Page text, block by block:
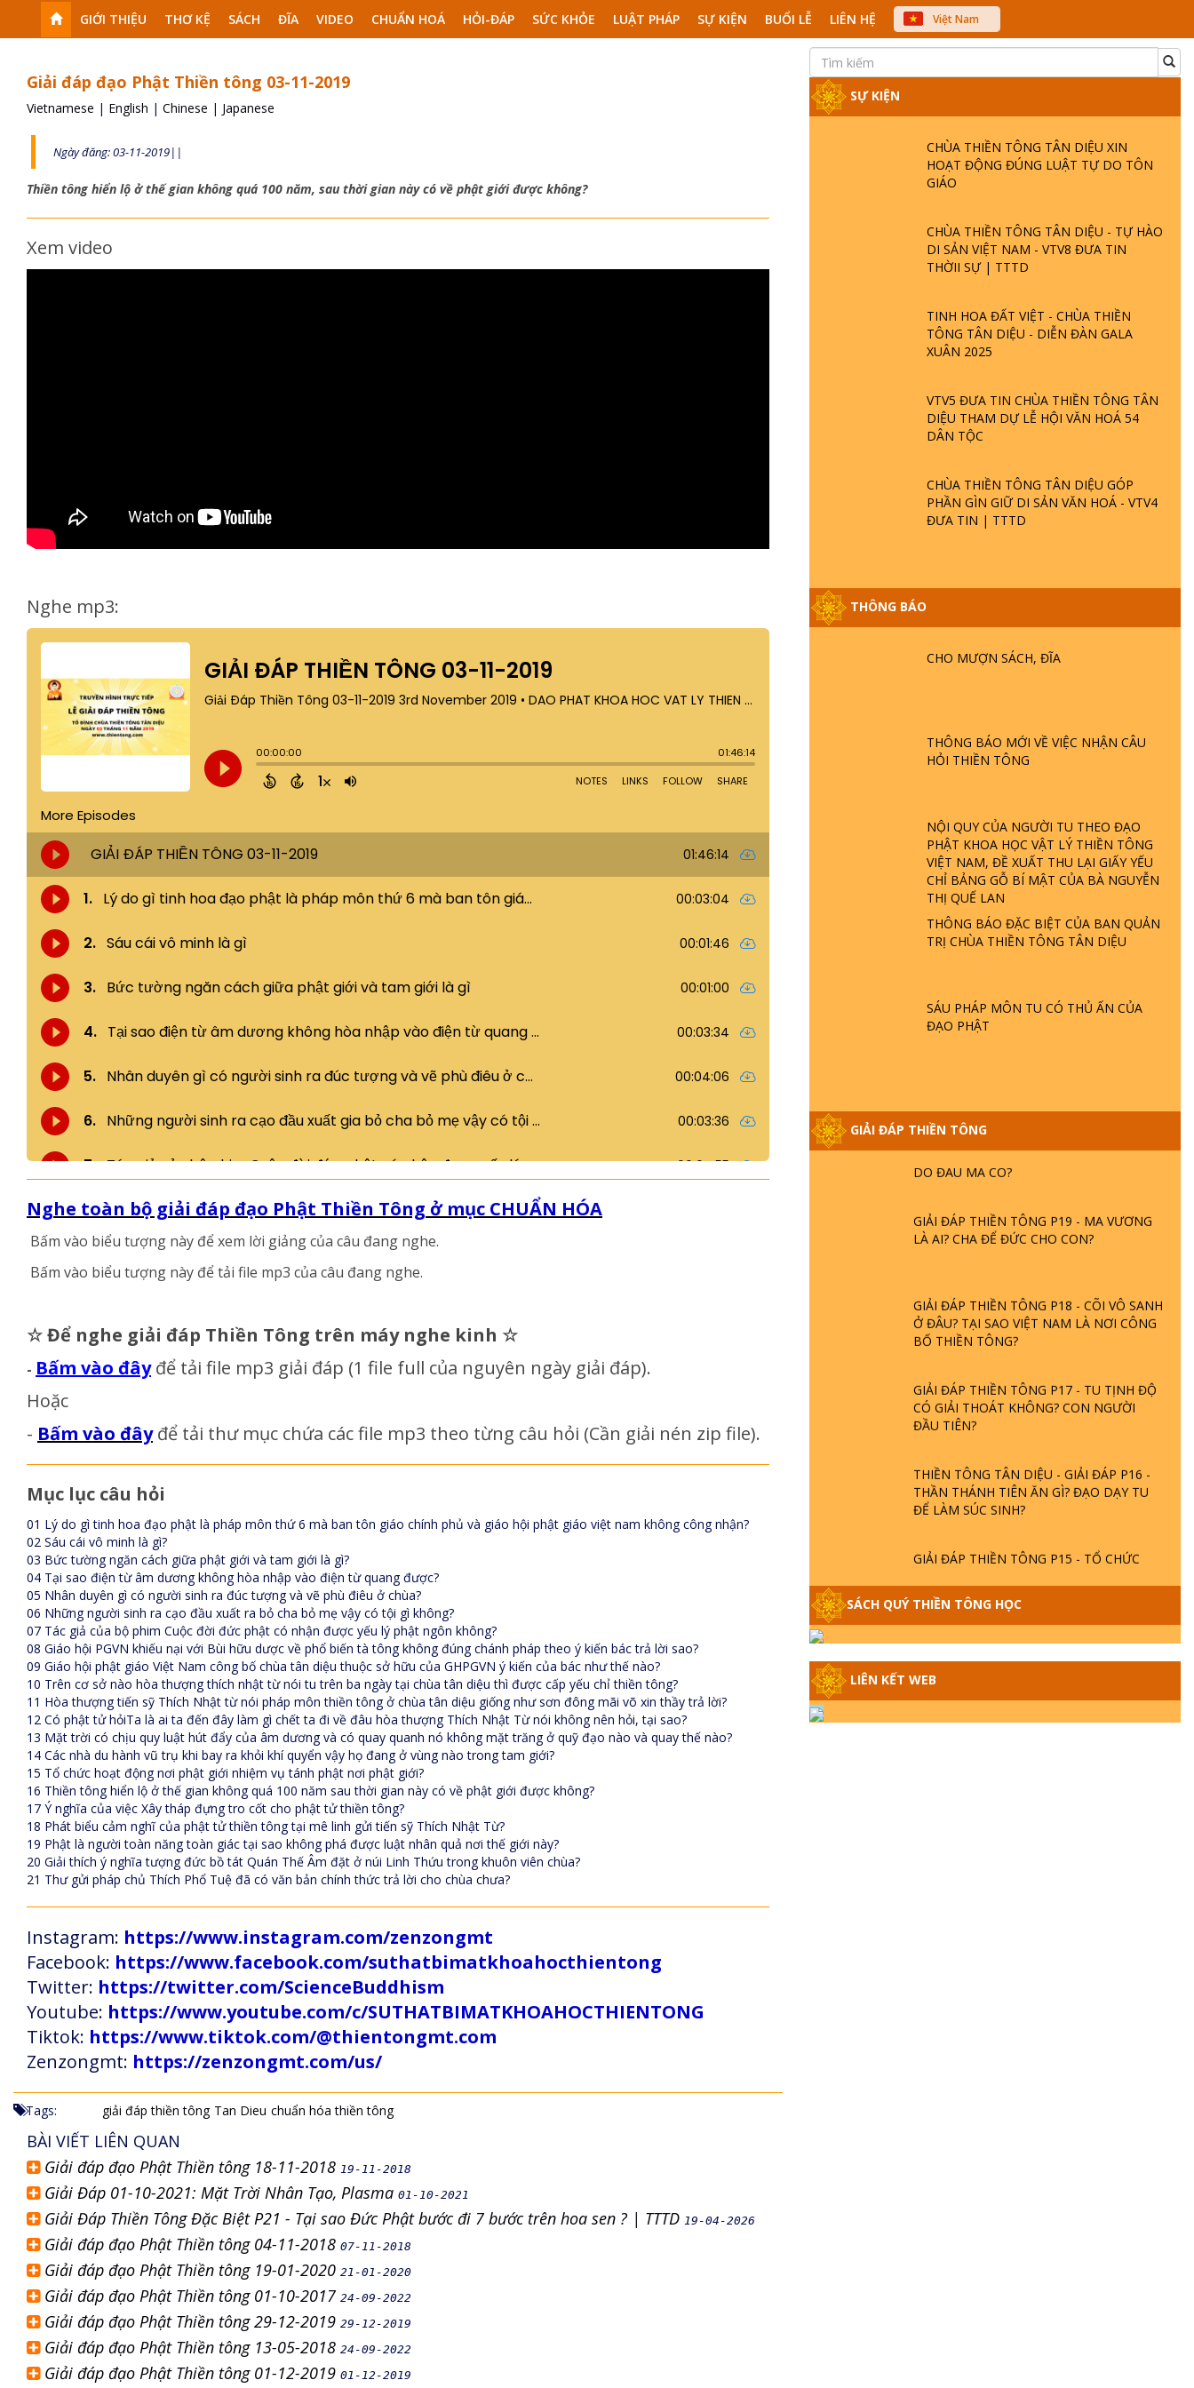
GIỚI THIỆU THƠ KỆ SÁCH ĐĨA VIDEO CHUẨN HOÁ HỎI-ĐÁP SỨC KHỎE LUẬT PHÁP SỰ KIỆN BUỔI LỄ LIÊN HỆ
Việt Nam
中文
Giải đáp đạo Phật Thiền tông 03-11-2019
Vietnamese | English | Chinese | Japanese
Ngày đăng: 03-11-2019||
Thiền tông hiển lộ ở thế gian không quá 100 năm, sau thời gian này có về phật giới được không?
Xem video
Nghe mp3:
Nghe toàn bộ giải đáp đạo Phật Thiền Tông ở mục CHUẨN HÓA
Bấm vào biểu tượng này để xem lời giảng của câu đang nghe.
Bấm vào biểu tượng này để tải file mp3 của câu đang nghe.
☆Để nghe giải đáp Thiền Tông trên máy nghe kinh ☆
- Bấm vào đây để tải file mp3 giải đáp (1 file full của nguyên ngày giải đáp).
Hoặc
- Bấm vào đâyđể tải thư mục chứa các file mp3 theo từng câu hỏi (Cần giải nén zip file).
Mục lục câu hỏi
01 Lý do gì tinh hoa đạo phật là pháp môn thứ 6 mà ban tôn giáo chính phủ và giáo hội phật giáo việt nam không công nhận?
02 Sáu cái vô minh là gì?
03 Bức tường ngăn cách giữa phật giới và tam giới là gì?
04 Tại sao điện từ âm dương không hòa nhập vào điện từ quang được?
05 Nhân duyên gì có người sinh ra đúc tượng và vẽ phù điêu ở chùa?
06 Những người sinh ra cạo đầu xuất ra bỏ cha bỏ mẹ vậy có tội gì không?
07 Tác giả của bộ phim Cuộc đời đức phật có nhận được yếu lý phật ngôn không?
08 Giáo hội PGVN khiếu nại với Bùi hữu dược về phổ biến tà tông không đúng chánh pháp theo ý kiến bác trả lời sao?
09 Giáo hội phật giáo Việt Nam công bố chùa tân diệu thuộc sở hữu của GHPGVN ý kiến của bác như thế nào?
10 Trên cơ sở nào hòa thượng thích nhật từ nói tu trên ba ngày tại chùa tân diệu thì được cấp yếu chỉ thiền tông?
11 Hòa thượng tiến sỹ Thích Nhật từ nói pháp môn thiền tông ở chùa tân diệu giống như sơn đông mãi võ xin thầy trả lời?
12 Có phật tử hỏiTa là ai ta đến đây làm gì chết ta đi về đâu hòa thượng Thích Nhật Từ nói không nên hỏi, tại sao?
13 Mặt trời có chịu quy luật hút đẩy của âm dương và có quay quanh nó không mặt trăng ở quỹ đạo nào và quay thế nào?
14 Các nhà du hành vũ trụ khi bay ra khỏi khí quyển vậy họ đang ở vùng nào trong tam giới?
15 Tổ chức hoạt động nơi phật giới nhiệm vụ tánh phật nơi phật giới?
16 Thiền tông hiển lộ ở thế gian không quá 100 năm sau thời gian này có về phật giới được không?
17 Ý nghĩa của việc Xây tháp đựng tro cốt cho phật tử thiền tông?
18 Phát biểu cảm nghĩ của phật tử thiền tông tại mê linh gửi tiến sỹ Thích Nhật Từ?
19 Phật là người toàn năng toàn giác tại sao không phá được luật nhân quả nơi thế giới này?
20 Giải thích ý nghĩa tượng đức bồ tát Quán Thế Âm đặt ở núi Linh Thứu trong khuôn viên chùa?
21 Thư gửi pháp chủ Thích Phổ Tuệ đã có văn bản chính thức trả lời cho chùa chưa?
Instagram: https://www.instagram.com/zenzongmt
Facebook: https://www.facebook.com/suthatbimatkhoahocthientong
Twitter: https://twitter.com/ScienceBuddhism
Youtube: https://www.youtube.com/c/SUTHATBIMATKHOAHOCTHIENTONG
Tiktok: https://www.tiktok.com/@thientongmt.com
Zenzongmt: https://zenzongmt.com/us/
Tags: giải đáp thiền tông Tan Dieu chuẩn hóa thiền tông
BÀI VIẾT LIÊN QUAN
Giải đáp đạo Phật Thiền tông 18-11-2018 19-11-2018
Giải Đáp 01-10-2021: Mặt Trời Nhân Tạo, Plasma 01-10-2021
Giải Đáp Thiền Tông Đặc Biệt P21 - Tại sao Đức Phật bước đi 7 bước trên hoa sen ? | TTTD 19-04-2026
Giải đáp đạo Phật Thiền tông 04-11-2018 07-11-2018
Giải đáp đạo Phật Thiền tông 19-01-2020 21-01-2020
Giải đáp đạo Phật Thiền tông 01-10-2017 24-09-2022
Giải đáp đạo Phật Thiền tông 29-12-2019 29-12-2019
Giải đáp đạo Phật Thiền tông 13-05-2018 24-09-2022
Giải đáp đạo Phật Thiền tông 01-12-2019 01-12-2019
SỰ KIỆN
CHÙA THIỀN TÔNG TÂN DIỆU XIN
HOẠT ĐỘNG ĐÚNG LUẬT TỰ DO TÔN
GIÁO
CHÙA THIỀN TÔNG TÂN DIỆU - TỰ HÀO
DI SẢN VIỆT NAM - VTV8 ĐƯA TIN
THỜII SỰ | TTTD
TINH HOA ĐẤT VIỆT - CHÙA THIỀN
TÔNG TÂN DIỆU - DIỄN ĐÀN GALA
XUÂN 2025
VTV5 ĐƯA TIN CHÙA THIỀN TÔNG TÂN
DIỆU THAM DỰ LỄ HỘI VĂN HOÁ 54
DÂN TỘC
CHÙA THIỀN TÔNG TÂN DIỆU GÓP
PHẦN GÌN GIỮ DI SẢN VĂN HOÁ - VTV4
ĐƯA TIN | TTTD
THÔNG BÁO
CHO MƯỢN SÁCH, ĐĨA
THÔNG BÁO MỚI VỀ VIỆC NHẬN CÂU
HỎI THIỀN TÔNG
NỘI QUY CỦA NGƯỜI TU THEO ĐẠO
PHẬT KHOA HỌC VẬT LÝ THIỀN TÔNG
VIỆT NAM, ĐỀ XUẤT THU LẠI GIẤY YẾU
CHỈ BẢNG GỖ BÍ MẬT CỦA BÀ NGUYỄN
THỊ QUẾ LAN
THÔNG BÁO ĐẶC BIỆT CỦA BAN QUẢN
TRỊ CHÙA THIỀN TÔNG TÂN DIỆU
SÁU PHÁP MÔN TU CÓ THỦ ẤN CỦA
ĐẠO PHẬT
GIẢI ĐÁP THIỀN TÔNG
GIẢI ĐÁP ĐẶC BIỆT P25 - SUỐT 49 NĂM
HỘI GÌ? TỬ VÌ ĐẠO
PHẬT GIỚI CÓ THỜI GIAN KHÔNG? |
TTTD
LÀ AI? QUỶ SA TĂNG? | TTTD
GIẢI ĐÁP THIỀN TÔNG ĐẶC BIỆT P22 - TẠI
SAO TRÁI ĐẤT NHIỀU THIÊN TAI - LŨ LỤT
- HỎA HOẠN | TTTD
GIẢI ĐÁP THIỀN TÔNG ĐẶC BIỆT P21 - TẠI
GIẢI ĐÁP VỀ LỄ TIỄN THIỀN TÔNG SƯ
GIẢI ĐÁP THIỀN TÔNG ĐẶC BIỆT PHẦN 20
- BÁC NGUYỄN NHÂN LÀ AI? PHIỀN NÃO
LÀ AI? CHA ĐỂ ĐỨC CHO CON?
Ở ĐÂU? TẠI SAO VIỆT NAM LÀ NƠI CÔNG
BỐ THIỀN TÔNG?
CÓ GIẢI THOÁT KHÔNG? CON NGƯỜI
ĐẦU TIÊN?
THẦN THÁNH TIÊN ĂN GÌ? ĐẠO DẠY TU
ĐỂ LÀM SÚC SINH?
LOÀI CÔ HỒN - GIÁO LÝ ĐẠO PHẬT KHI
GIẢI ĐÁP THIỀN TÔNG ĐẶC BIỆT - P14 -
NGUỒN GỐC ÂM LỊCH DƯƠNG LỊCH -
TẦNG BÌNH LƯU LỚN ĐẾN ĐÂU
SÁCH QUÝ THIỀN TÔNG HỌC
LIÊN KẾT WEB